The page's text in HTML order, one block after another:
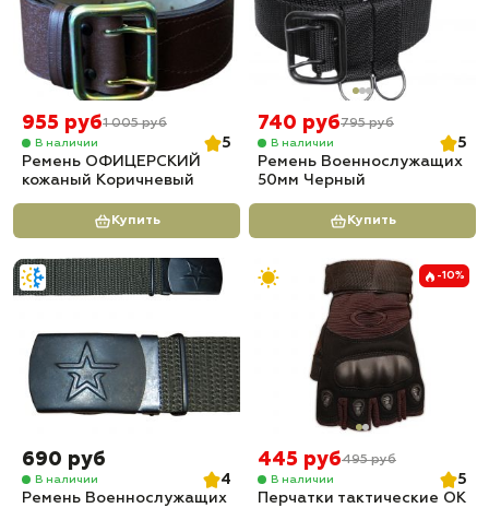
955 руб1 005 руб
В наличии
5
Ремень ОФИЦЕРСКИЙ
кожаный Коричневый
Купить
740 руб795 руб
В наличии
5
Ремень Военнослужащих
50мм Черный
Купить
690 руб
В наличии
4
Ремень Военнослужащих
-10%
445 руб495 руб
В наличии
5
Перчатки тактические OK